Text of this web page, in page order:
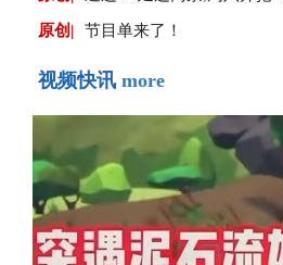
原创| 节目单来了！
视频快讯 more